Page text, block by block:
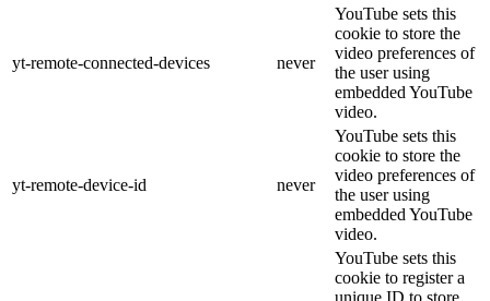
yt-remote-connected-devices never
YouTube sets this
cookie to store the
video preferences of
the user using
embedded YouTube
video.
yt-remote-device-id never
YouTube sets this
cookie to store the
video preferences of
the user using
embedded YouTube
video.
YouTube sets this
cookie to register a
unique ID to store